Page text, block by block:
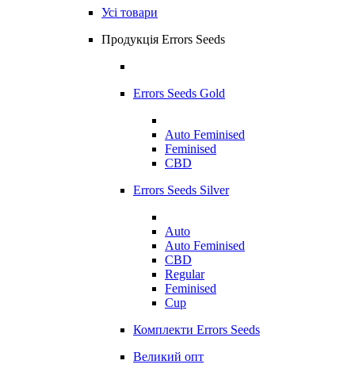
Усі товари
Продукція Errors Seeds
Errors Seeds Gold
Auto Feminised
Feminised
CBD
Errors Seeds Silver
Auto
Auto Feminised
CBD
Regular
Feminised
Cup
Комплекти Errors Seeds
Великий опт